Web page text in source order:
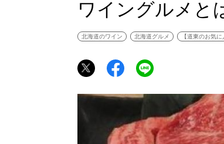
道東
道央
ワイングルメと
北海道のワイン 北海道グルメ 【道東のお気